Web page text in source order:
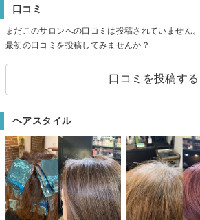
※薬剤も低アルカリカラー使用
※来店後オプションで中和剤処理も可能
【脱白髪染め・髪質改善特化サロン】
口コミ
まだこのサロンへの口コミは投稿されていません。
最初の口コミを投稿してみませんか？
口コミを投稿する
ヘアスタイル